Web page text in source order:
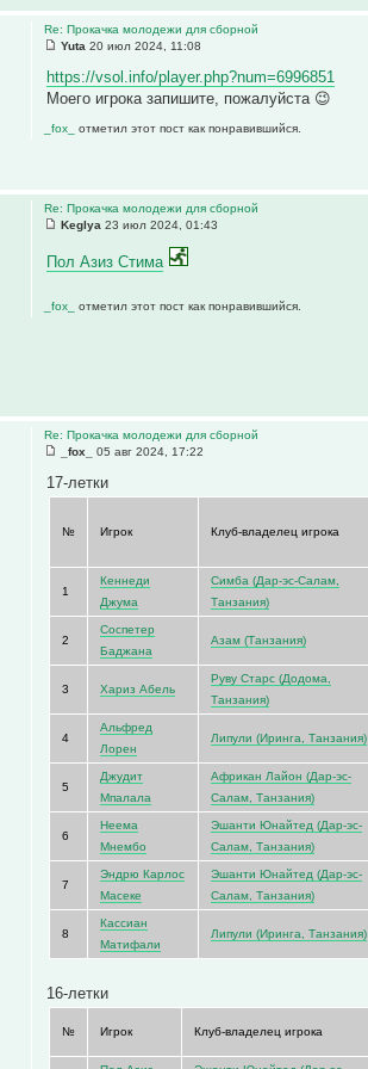
Re: Прокачка молодежи для сборной
Yuta 20 июл 2024, 11:08
https://vsol.info/player.php?num=6996851
Моего игрока запишите, пожалуйста 😉
_fox_отметил этот пост как понравившийся.
Re: Прокачка молодежи для сборной
Keglya 23 июл 2024, 01:43
Пол Азиз Стима
_fox_отметил этот пост как понравившийся.
Re: Прокачка молодежи для сборной
_fox_
05 авг 2024, 17:22
17-летки
№ Игрок Клуб-владелец игрока
1
Кеннеди
Джума
Симба (Дар-эс-Салам,
Танзания)
2
Соспетер
Баджана
Азам (Танзания)
3 Хариз Абель
Руву Старс (Додома,
Танзания)
4
Альфред
Лорен
Липули (Иринга, Танзания)
5
Джудит
Мпалала
Африкан Лайон (Дар-эс-
Салам, Танзания)
6
Неема
Мнембо
Эшанти Юнайтед (Дар-эс-
Салам, Танзания)
7
Эндрю Карлос
Масеке
Эшанти Юнайтед (Дар-эс-
Салам, Танзания)
8
Кассиан
Матифали
Липули (Иринга, Танзания)
16-летки
№ Игрок Клуб-владелец игрока